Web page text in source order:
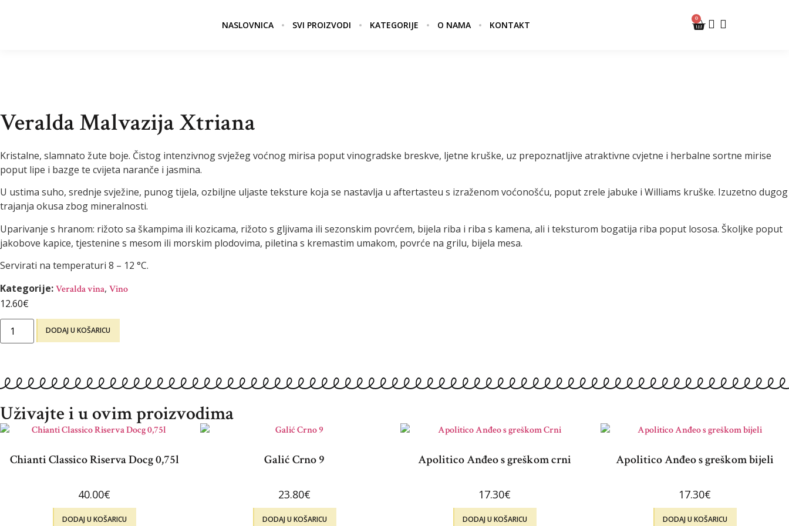
NASLOVNICA SVI PROIZVODI KATEGORIJE O NAMA KONTAKT
0
Veralda Malvazija Xtriana
Kristalne, slamnato žute boje. Čistog intenzivnog svježeg voćnog mirisa poput vinogradske breskve, ljetne kruške, uz prepoznatljive atraktivne cvjetne i herbalne sortne mirise
poput lipe i bazge te cvijeta naranče i jasmina.
U ustima suho, srednje svježine, punog tijela, ozbiljne uljaste teksture koja se nastavlja u aftertasteu s izraženom voćonošću, poput zrele jabuke i Williams kruške. Izuzetno dugog
trajanja okusa zbog mineralnosti.
Uparivanje s hranom: rižoto sa škampima ili kozicama, rižoto s gljivama ili sezonskim povrćem, bijela riba i riba s kamena, ali i teksturom bogatija riba poput lososa. Školjke poput
jakobove kapice, tjestenine s mesom ili morskim plodovima, piletina s kremastim umakom, povrće na grilu, bijela mesa.
Servirati na temperaturi 8 – 12 °C.
Kategorije:Veralda vina, Vino
12.60€
DODAJ U KOŠARICU
Uživajte i u ovim proizvodima
Chianti Classico Riserva Docg 0,75l
40.00€
DODAJ U KOŠARICU
Galić Crno 9
23.80€
DODAJ U KOŠARICU
Apolitico Anđeo s greškom crni
17.30€
DODAJ U KOŠARICU
Apolitico Anđeo s greškom bijeli
17.30€
DODAJ U KOŠARICU